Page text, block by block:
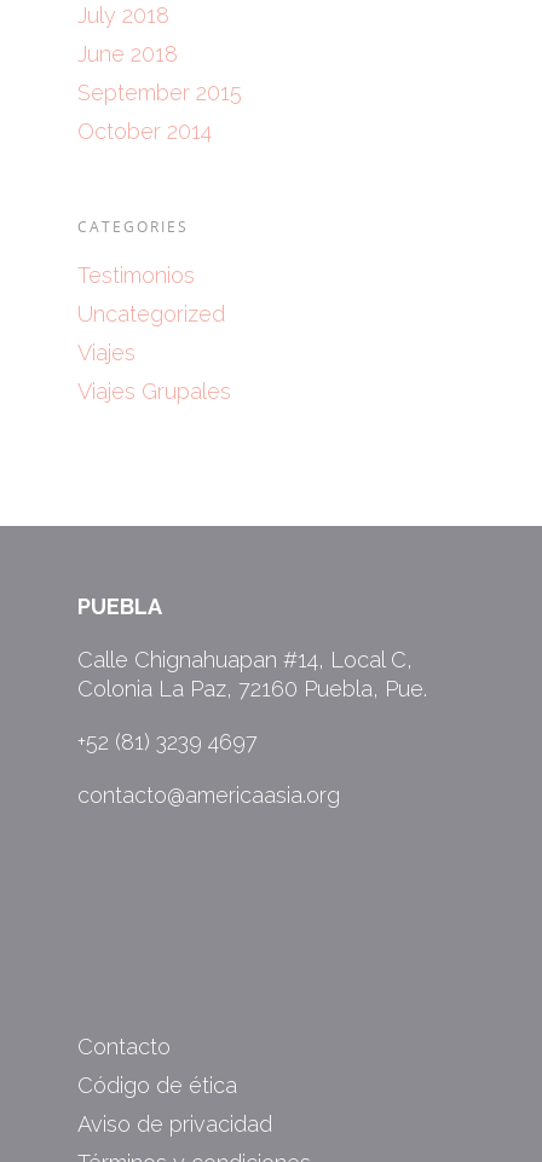
July 2018
June 2018
September 2015
October 2014
CATEGORIES
Testimonios
Uncategorized
Viajes
Viajes Grupales
PUEBLA
Calle Chignahuapan #14, Local C,
Colonia La Paz, 72160 Puebla, Pue.
+52 (81) 3239 4697
contacto@americaasia.org
Contacto
Código de ética
Aviso de privacidad